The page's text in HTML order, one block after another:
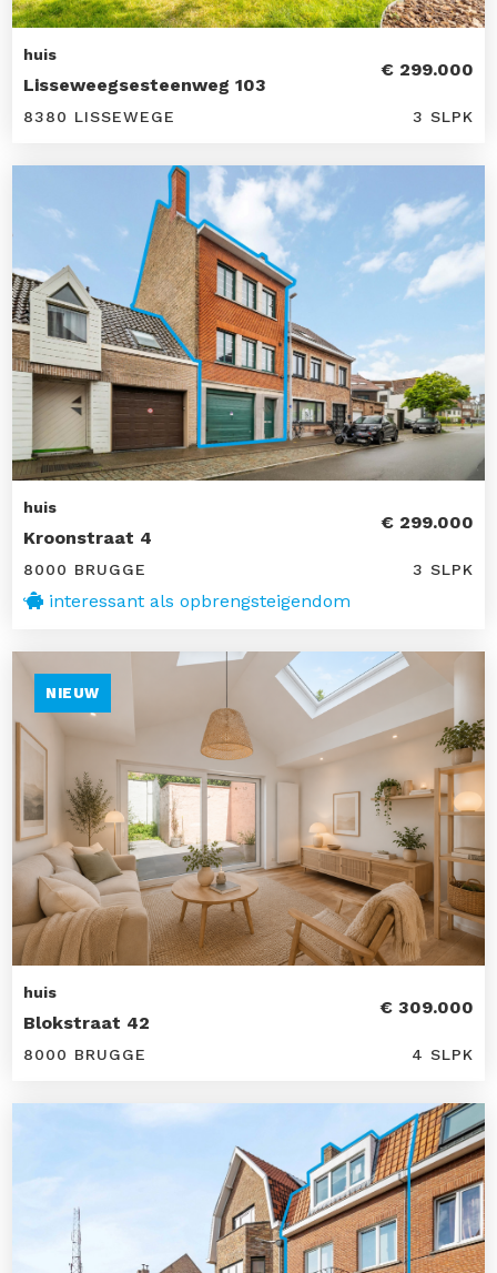
huis
Lisseweegsesteenweg 103
€ 299.000
8380 LISSEWEGE 3 SLPK
huis
Kroonstraat 4
€ 299.000
8000 BRUGGE 3 SLPK
interessant als opbrengsteigendom
NIEUW
huis
Blokstraat 42
€ 309.000
8000 BRUGGE 4 SLPK